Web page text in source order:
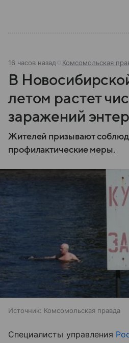
16 часов назад Комсомольская
В
летом растет
заражений
Жителей призывают
профилактические меры.
Источник: Комсомольская правда
Специалисты управления